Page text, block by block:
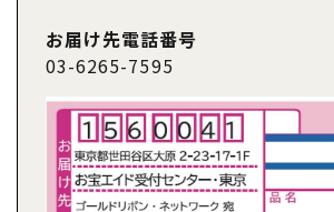
お届け先電話番号
03-6265-7595